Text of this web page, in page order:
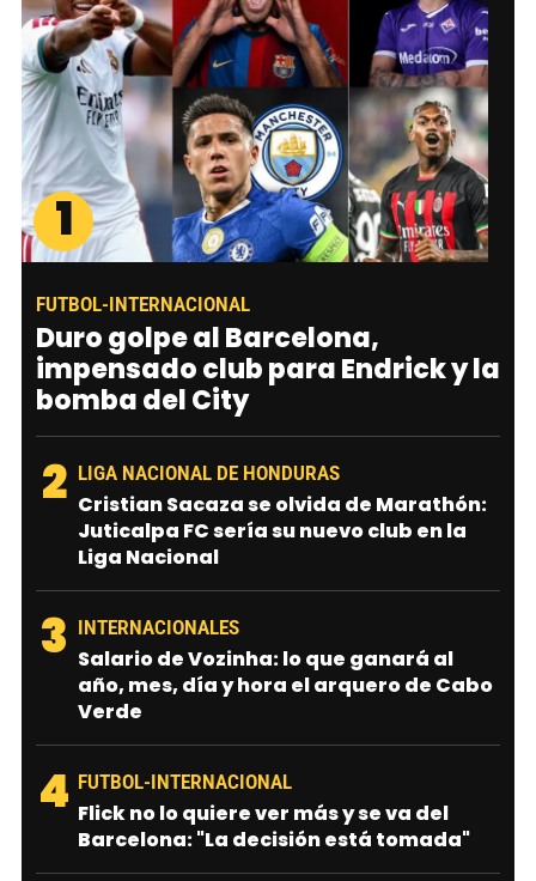
1
FUTBOL-INTERNACIONAL
Duro golpe al Barcelona,
impensado club para Endrick y la
bomba del City
2 LIGA NACIONAL DE HONDURAS
Cristian Sacaza se olvida de Marathón:
Juticalpa FC sería su nuevo club en la
Liga Nacional
3 INTERNACIONALES
Salario de Vozinha: lo que ganará al
año, mes, día y hora el arquero de Cabo
Verde
4 FUTBOL-INTERNACIONAL
Flick no lo quiere ver más y se va del
Barcelona: "La decisión está tomada"